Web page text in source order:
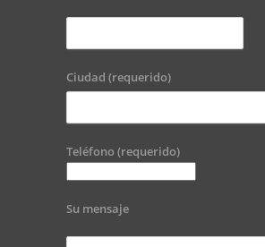
Ciudad (requerido)
Teléfono (requerido)
Su mensaje